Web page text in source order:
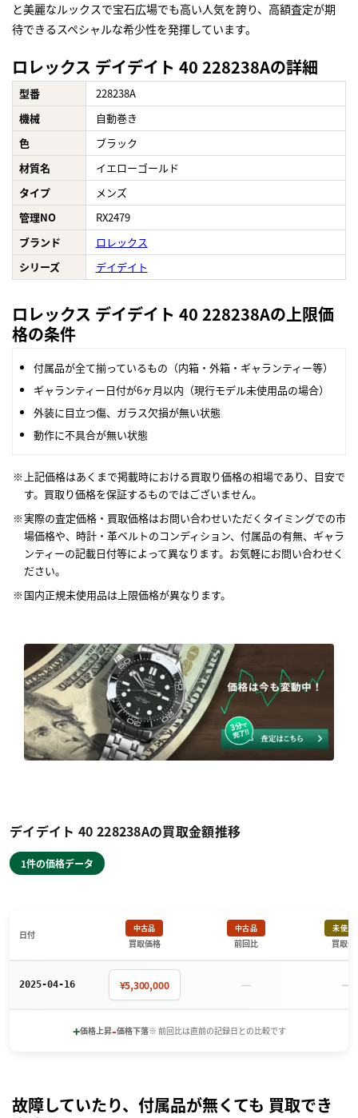
と美麗なルックスで宝石広場でも高い人気を誇り、高額査定が期
待できるスペシャルな希少性を発揮しています。
ロレックス デイデイト 40 228238Aの詳細
型番
228238A
機械
自動巻き
色
ブラック
材質名
イエローゴールド
タイプ
メンズ
管理NO
RX2479
ブランド
ロレックス
シリーズ
デイデイト
ロレックス デイデイト 40 228238Aの上限価
格の条件
付属品が全て揃っているもの（内箱・外箱・ギャランティー等）
ギャランティー日付が6ヶ月以内（現行モデル未使用品の場合）
外装に目立つ傷、ガラス欠損が無い状態
動作に不具合が無い状態
上記価格はあくまで掲載時における買取り価格の相場であり、目安で
す。買取り価格を保証するものではございません。
実際の査定価格・買取価格はお問い合わせいただくタイミングでの市
場価格や、時計・革ベルトのコンディション、付属品の有無、ギャラ
ンティーの記載日付等によって異なります。お気軽にお問い合わせく
ださい。
国内正規未使用品は上限価格が異なります。
デイデイト 40 228238Aの買取金額推移
1件の価格データ
日付
中古品
買取価格
中古品
前回比
未使用
買取価
2025-04-16 ¥5,300,000 － －
+価格上昇-価格下落※ 前回比は直前の記録日との比較です
故障していたり、付属品が無くても 買取でき